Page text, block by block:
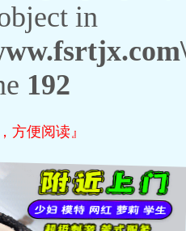
in
192
方便阅读』